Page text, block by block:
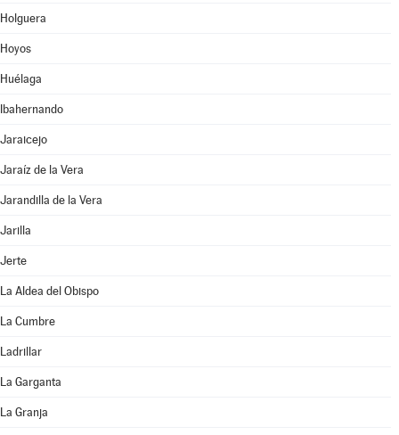
Holguera
Hoyos
Huélaga
Ibahernando
Jaraicejo
Jaraíz de la Vera
Jarandilla de la Vera
Jarilla
Jerte
La Aldea del Obispo
La Cumbre
Ladrillar
La Garganta
La Granja